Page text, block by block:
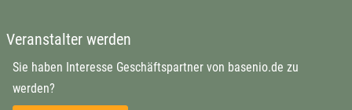
Veranstalter werden
Sie haben Interesse Geschäftspartner von basenio.de zu
werden?